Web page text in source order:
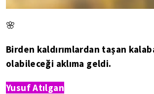
🌸
Birden kaldırımlardan taşan
olabileceği aklıma geldi.
Yusuf Atılgan